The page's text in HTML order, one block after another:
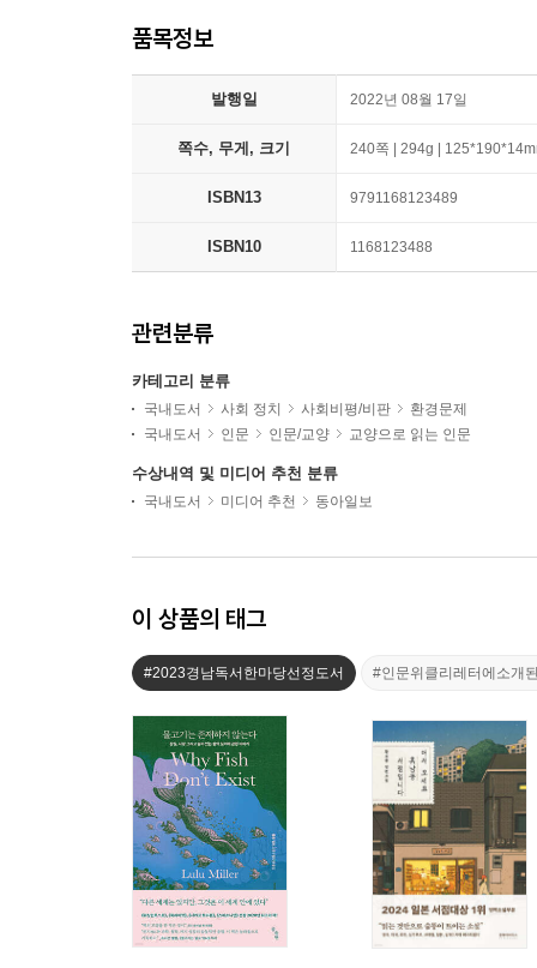
품목정보
발행일 2022년 08월 17일
쪽수, 무게, 크기 240쪽 | 294g |
ISBN13 9791168123489
ISBN10 1168123488
관련분류
카테고리 분류
국내도서 사회 정치 사회비평/비판
환경문제
국내도서
인문 인문/교양 교양으로 읽는 인문
수상내역 및 미디어 추천 분류
국내도서 미디어 추천 동아일보
이 상품의 태그
#2023경남독서한마당선정도서 #인문위클리레터에소개